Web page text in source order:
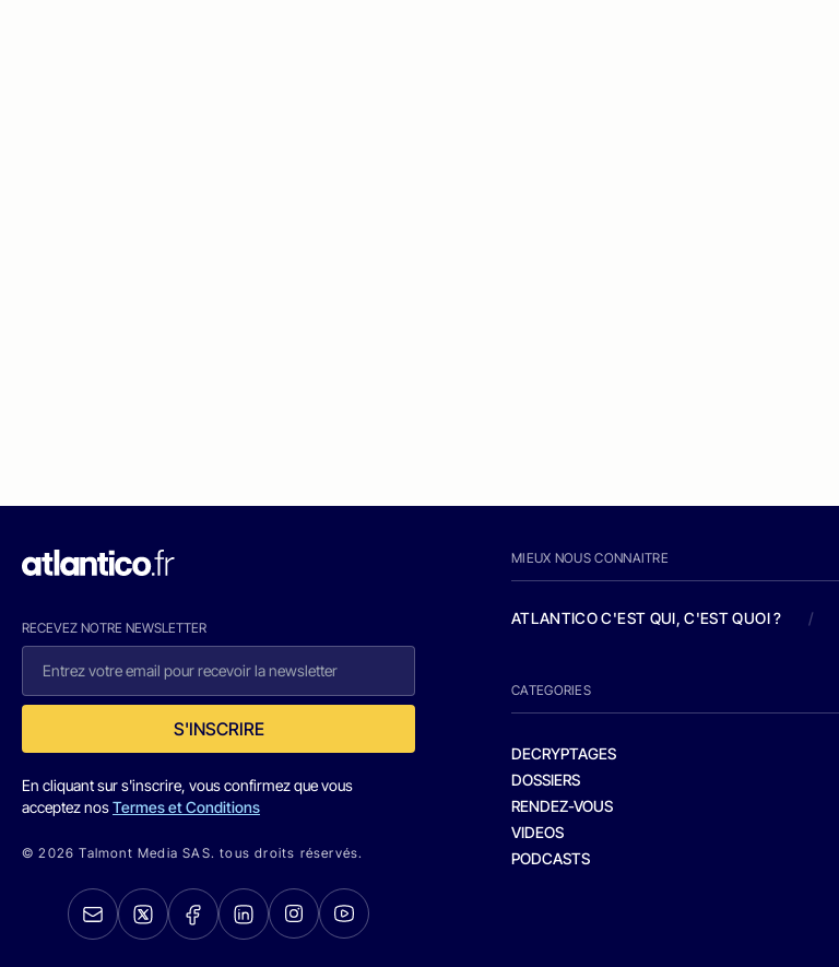
RECEVEZ NOTRE NEWSLETTER
S'INSCRIRE
En cliquant sur s'inscrire, vous confirmez que vous
acceptez nosTermes et Conditions
© 2026 Talmont Media SAS. tous droits réservés.
MIEUX NOUS CONNAITRE
ATLANTICO C'EST QUI, C'EST QUOI ? /
CATEGORIES
DECRYPTAGES
DOSSIERS
RENDEZ-VOUS
VIDEOS
PODCASTS